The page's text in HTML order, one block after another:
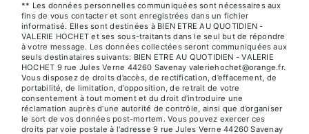
** Les données personnelles communiquées sont nécessaires aux
fins de vous contacter et sont enregistrées dans un fichier
informatisé. Elles sont destinées à BIEN ETRE AU QUOTIDIEN -
VALERIE HOCHET et ses sous-traitants dans le seul but de répondre
à votre message. Les données collectées seront communiquées aux
seuls destinataires suivants: BIEN ETRE AU QUOTIDIEN - VALERIE
HOCHET 9 rue Jules Verne 44260 Savenay valeriehochet@orange.fr.
Vous disposez de droits d’accès, de rectification, d’effacement, de
portabilité, de limitation, d’opposition, de retrait de votre
consentement à tout moment et du droit d’introduire une
réclamation auprès d’une autorité de contrôle, ainsi que d’organiser
le sort de vos données post-mortem. Vous pouvez exercer ces
droits par voie postale à l'adresse 9 rue Jules Verne 44260 Savenay